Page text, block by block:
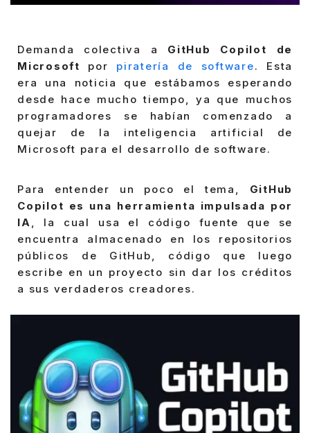
Demanda colectiva a
GitHub Copilot de
Microsoft por piratería de software. Esta
era una noticia que estábamos esperando
desde hace mucho tiempo, ya que muchos
programadores se habían comenzado a
quejar de la inteligencia artificial de
Microsoft para el desarrollo de software.
Para entender un poco el tema, GitHub
Copilot es una herramienta impulsada por
IA, la cual usa el código fuente que se
encuentra almacenado en los repositorios
públicos de GitHub, código que luego
escribe en un proyecto sin dar los créditos
a sus verdaderos creadores.